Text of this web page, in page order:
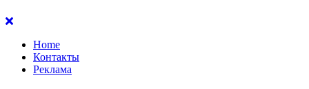
Перейти
содержанию
Home
Контакты
Реклама